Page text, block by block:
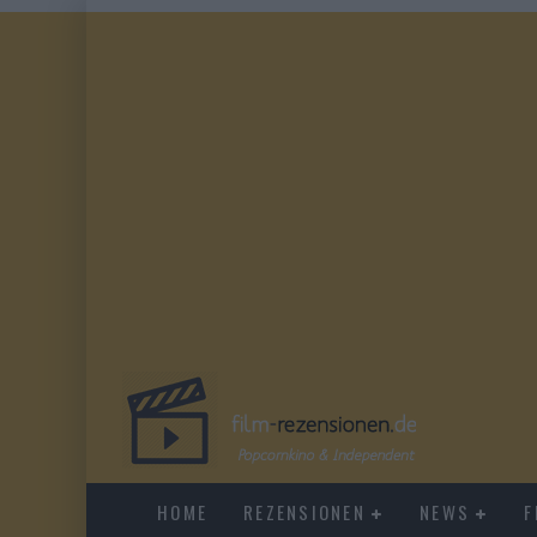
HOME REZENSIONEN NEWS